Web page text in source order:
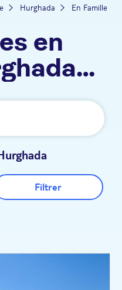
Hurghada En Famille
en
Filtrer